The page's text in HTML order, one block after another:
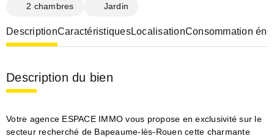
2 chambres Jardin
DescriptionCaractéristiquesLocalisationConsommation
Description du bien
Votre agence ESPACE IMMO vous propose en exclusivité sur le
secteur recherché de Bapeaume-lès-Rouen cette charmante